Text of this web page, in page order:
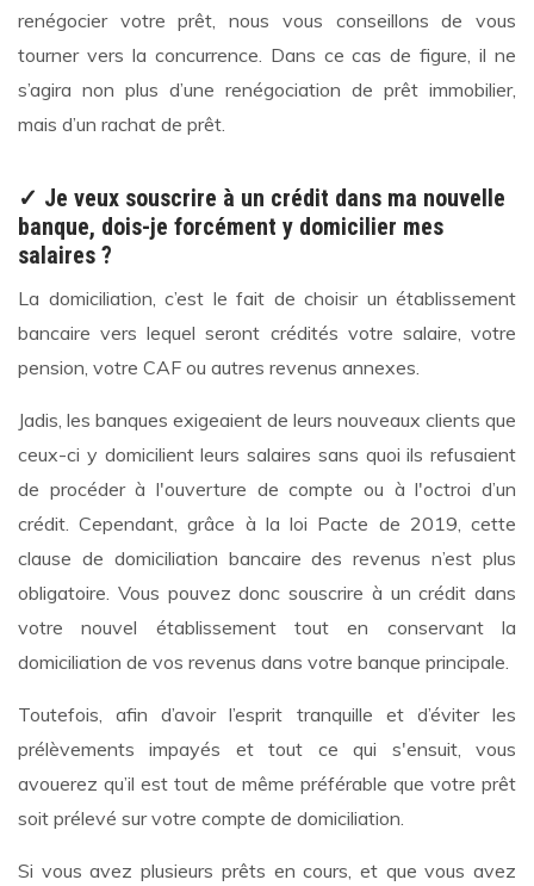
renégocier votre prêt, nous vous conseillons de vous
tourner vers la concurrence. Dans ce cas de figure, il ne
s’agira non plus d’une renégociation de prêt immobilier,
mais d’un rachat de prêt.
✓ Je veux souscrire à un crédit dans ma nouvelle
banque, dois-je forcément y domicilier mes
salaires ?
La domiciliation, c’est le fait de choisir un établissement
bancaire vers lequel seront crédités votre salaire, votre
pension, votre CAF ou autres revenus annexes.
Jadis, les banques exigeaient de leurs nouveaux clients que
ceux-ci y domicilient leurs salaires sans quoi ils refusaient
de procéder à l'ouverture de compte ou à l'octroi d’un
crédit. Cependant, grâce à la loi Pacte de 2019, cette
clause de domiciliation bancaire des revenus n’est plus
obligatoire. Vous pouvez donc souscrire à un crédit dans
votre nouvel établissement tout en conservant la
domiciliation de vos revenus dans votre banque principale.
Toutefois, afin d’avoir l’esprit tranquille et d’éviter les
prélèvements impayés et tout ce qui s'ensuit, vous
avouerez qu’il est tout de même préférable que votre prêt
soit prélevé sur votre compte de domiciliation.
Si vous avez plusieurs prêts en cours, et que vous avez